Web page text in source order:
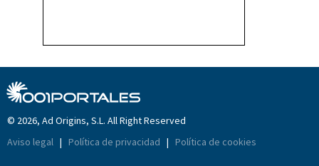
© 2026, Ad Origins, S.L. All Right Reserved
Aviso legal | Política de privacidad | Política de cookies